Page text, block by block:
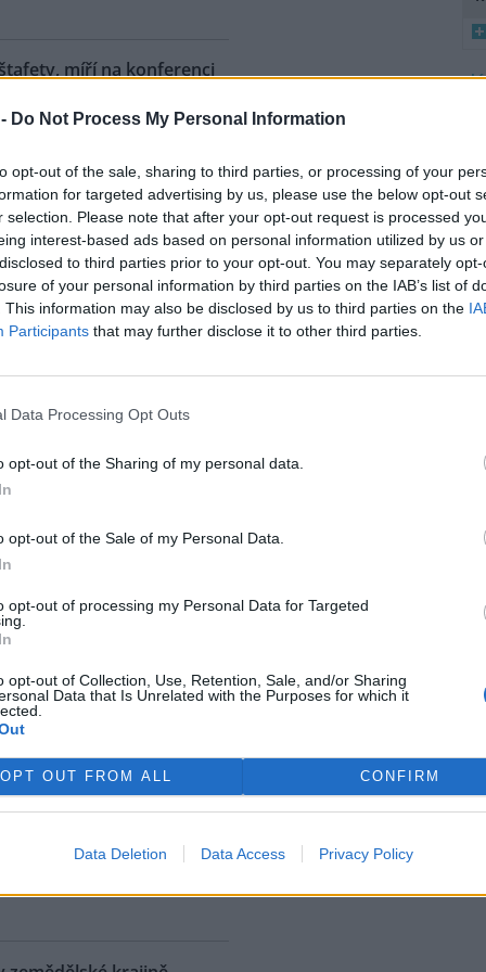
Do Not Process My Personal Information
opt-out of the sale, sharing to third parties, or processing of your
for targeted advertising by us, please use the below opt-out
selection. Please note that after your opt-out request is processed
interest-based ads based on personal information utilized by us
to third parties prior to your opt-out. You may separately
of your personal information by third parties on the IAB’s list of
This information may also be disclosed by us to third parties on the
Participants that may further disclose it to other third parties.
Data Processing Opt Outs
opt-out of the Sharing of my personal data.
opt-out of the Sale of my Personal Data.
opt-out of processing my Personal Data for Targeted
opt-out of Collection, Use, Retention, Sale, and/or Sharing
Data that Is Unrelated with the Purposes for which it
OPT OUT FROM ALL CONFIRM
Data Deletion Data Access Privacy Policy
míří na konferenci
cyklistické štafety COP
Účastníci vyrazili z
Belému, kde se konala
konference smluvních
národů (OSN) o změně
se v listopadu uskuteční 31.
konferencideset návrhůna
necelé tři dny. Včera
hl. m. Prahy Jana
velká ropná skvrna z
přírodní rezervaci v
v jejíž blízkosti se rozšířila
níž panuje podezření, že
na sdělení
nevládní organizace
řeky minimální průtoky
)
srážek je téměř ve
jihočeských řekách historicky
v rovinatých oblastech,